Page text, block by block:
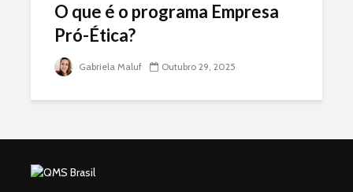
O que é o programa Empresa
Pró-Ética?
Gabriela Maluf Outubro 29, 2025